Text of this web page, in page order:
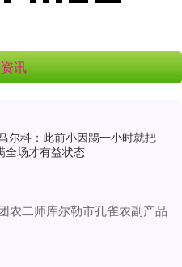
讯
尔科：此前小因踢一小时就把
全场才有益状态
农二师库尔勒市孔雀农副产品